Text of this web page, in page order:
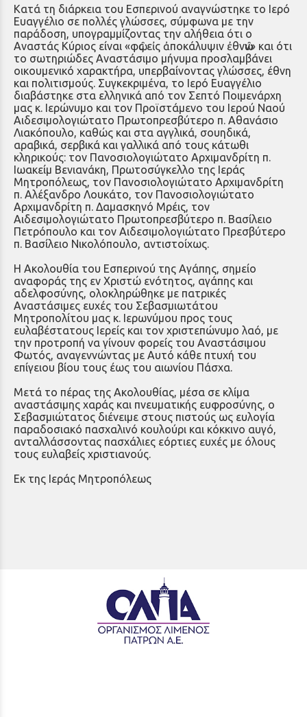
Κατά τη διάρκεια του Εσπερινού αναγνώστηκε το Ιερό
Ευαγγέλιο σε πολλές γλώσσες, σύμφωνα με την
παράδοση, υπογραμμίζοντας την αλήθεια ότι ο
Αναστάς Κύριος είναι «φῶς εἰς ἀποκάλυψιν ἐθνῶν» και ότι
το σωτηριώδες Αναστάσιμο μήνυμα προσλαμβάνει
οικουμενικό χαρακτήρα, υπερβαίνοντας γλώσσες, έθνη
και πολιτισμούς. Συγκεκριμένα, το Ιερό Ευαγγέλιο
διαβάστηκε στα ελληνικά από τον Σεπτό Ποιμενάρχη
μας κ. Ιερώνυμο και τον Προϊστάμενο του Ιερού Ναού
Αιδεσιμολογιώτατο Πρωτοπρεσβύτερο π. Αθανάσιο
Λιακόπουλο, καθώς και στα αγγλικά, σουηδικά,
αραβικά, σερβικά και γαλλικά από τους κάτωθι
κληρικούς: τον Πανοσιολογιώτατο Αρχιμανδρίτη π.
Ιωακείμ Βενιανάκη, Πρωτοσύγκελλο της Ιεράς
Μητροπόλεως, τον Πανοσιολογιώτατο Αρχιμανδρίτη
π. Αλέξανδρο Λουκάτο, τον Πανοσιολογιώτατο
Αρχιμανδρίτη π. Δαμασκηνό Μρέις, τον
Αιδεσιμολογιώτατο Πρωτοπρεσβύτερο π. Βασίλειο
Πετρόπουλο και τον Αιδεσιμολογιώτατο Πρεσβύτερο
π. Βασίλειο Νικολόπουλο, αντιστοίχως.
Η Ακολουθία του Εσπερινού της Αγάπης, σημείο
αναφοράς της εν Χριστώ ενότητος, αγάπης και
αδελφοσύνης, ολοκληρώθηκε με πατρικές
Αναστάσιμες ευχές του Σεβασμιωτάτου
Μητροπολίτου μας κ. Ιερωνύμου προς τους
ευλαβέστατους Ιερείς και τον χριστεπώνυμο λαό, με
την προτροπή να γίνουν φορείς του Αναστάσιμου
Φωτός, αναγεννώντας με Αυτό κάθε πτυχή του
επίγειου βίου τους έως του αιωνίου Πάσχα.
Μετά το πέρας της Ακολουθίας, μέσα σε κλίμα
αναστάσιμης χαράς και πνευματικής ευφροσύνης, ο
Σεβασμιώτατος διένειμε στους πιστούς ως ευλογία
παραδοσιακό πασχαλινό κουλούρι και κόκκινο αυγό,
ανταλλάσσοντας πασχάλιες εόρτιες ευχές με όλους
τους ευλαβείς χριστιανούς.
Εκ της Ιεράς Μητροπόλεως